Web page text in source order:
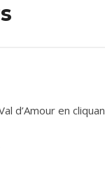
d’Amour en